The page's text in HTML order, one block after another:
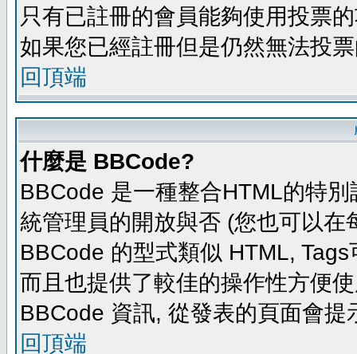
只有已註冊的會員能夠使用投票
如果您已經註冊但是仍然無法投
回頂端
什麼是 BBCode?
BBCode 是一種整合HTML的特
統管理員的開放與否 (您也可以
BBCode 的型式類似 HTML,
而且也提供了較佳的操作性方便
BBCode 資訊, 從發表的頁面會提
回頂端